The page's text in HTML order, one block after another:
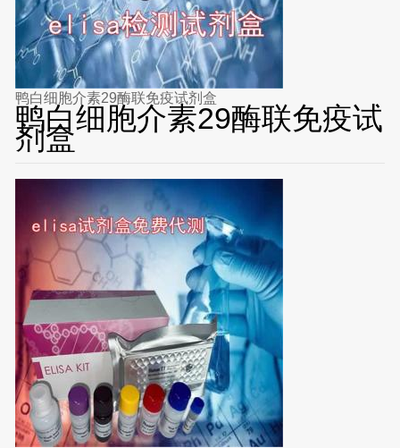
鸭白细胞介素29酶联免疫试剂盒
鸭白细胞介素29酶联免疫试
剂盒